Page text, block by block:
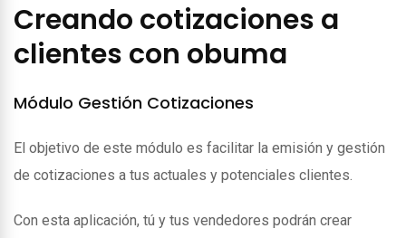
Creando cotizaciones a
clientes con obuma
Módulo Gestión Cotizaciones
El objetivo de este módulo es facilitar la emisión y gestión
de cotizaciones a tus actuales y potenciales clientes.
Con esta aplicación, tú y tus vendedores podrán crear